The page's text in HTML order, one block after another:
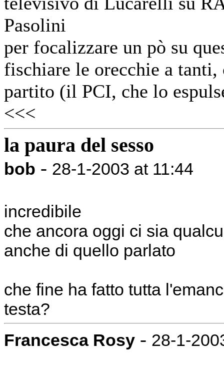
Pasolini
per focalizzare un pò su
fischiare le orecchie a
partito (il PCI, che lo
<<<
la paura del sesso
bob - 28-1-2003 at 11:44
incredibile
che ancora oggi ci sia
anche di quello parlato
che fine ha fatto tutta
testa?
Francesca Rosy - 28-1-